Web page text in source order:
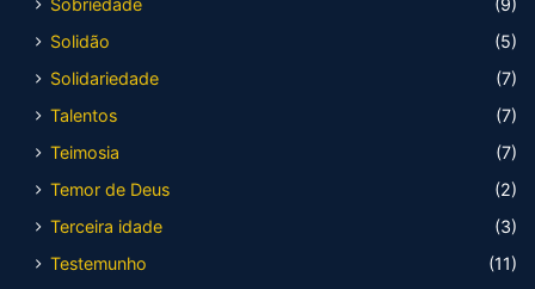
Sobriedade
(9)
Solidão
(5)
Solidariedade
(7)
Talentos
(7)
Teimosia
(7)
Temor de Deus
(2)
Terceira idade
(3)
Testemunho
(11)